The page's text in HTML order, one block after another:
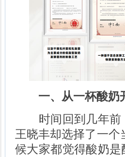
一、从一杯酸奶
时间回到几年前
王晓丰却选择了一
候大家都觉得酸奶